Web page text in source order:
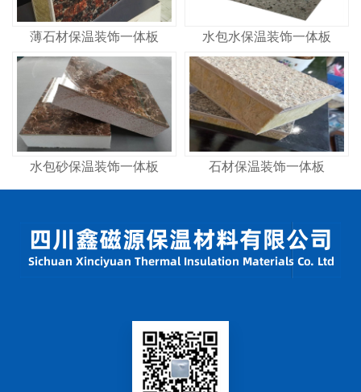
薄石材保温装饰一体板 水包水保温装饰一体板
水包砂保温装饰一体板 石材保温装饰一体板